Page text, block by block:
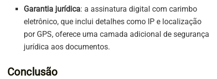
Garantia jurídica: a assinatura digital com carimbo
eletrônico, que inclui detalhes como IP e localização
por GPS, oferece uma camada adicional de segurança
jurídica aos documentos.
Conclusão